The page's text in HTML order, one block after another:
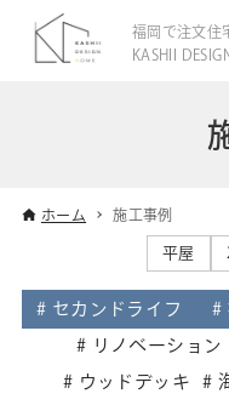
福岡で注文住
KASHII
ホーム 施工事例
平屋
セカンドライフ
リノベーション
ウッドデッキ